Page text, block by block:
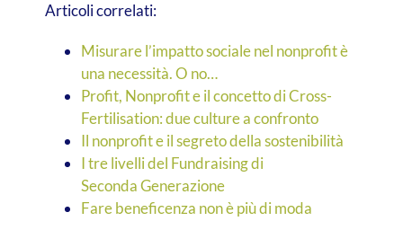
Articoli correlati:
Misurare l’impatto sociale nel nonprofit è
una necessità. O no…
Profit, Nonprofit e il concetto di Cross-
Fertilisation: due culture a confronto
Il nonprofit e il segreto della sostenibilità
I tre livelli del Fundraising di
Seconda Generazione
Fare beneficenza non è più di moda